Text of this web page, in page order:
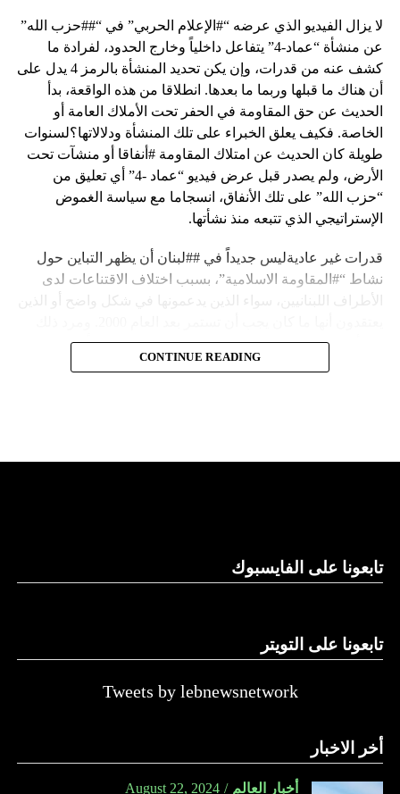
لا يزال الفيديو الذي عرضه “#الإعلام الحربي” في “##حزب الله”
عن منشأة “عماد-4” يتفاعل داخلياً وخارج الحدود، لفرادة ما
كشف عنه من قدرات، وإن يكن تحديد المنشأة بالرمز 4 يدل على
أن هناك ما قبلها وربما ما بعدها. انطلاقا من هذه الواقعة، بدأ
الحديث عن حق المقاومة في الحفر تحت الأملاك العامة أو
الخاصة. فكيف يعلق الخبراء على تلك المنشأة ودلالاتها؟لسنوات
طويلة كان الحديث عن امتلاك المقاومة #أنفاقا أو منشآت تحت
الأرض، ولم يصدر قبل عرض فيديو “عماد -4” أي تعليق من
“حزب الله” على تلك الأنفاق، انسجاما مع سياسة الغموض
الإستراتيجي الذي تتبعه منذ نشأتها.
قدرات غير عاديةليس جديداً في ##لبنان أن يظهر التباين حول
نشاط “#المقاومة الاسلامية”، بسبب اختلاف الاقتناعات لدى
الأطراف اللبنانيين، سواء الذين يدعمونها في شكل واضح أو الذين
إلى أن المقاومة ضد الاحتلال الإسرائيلي لم تكن يوماً محط
إجماع داخلي، وإن كانت القوى اللبنانية المؤمنة بالصراع ضد
النهار
CONTINUE READING
تابعونا على الفايسبوك
تابعونا على التويتر
Tweets by lebnewsnetwork
أخر الاخبار
أخبار العالم August 22, 2024